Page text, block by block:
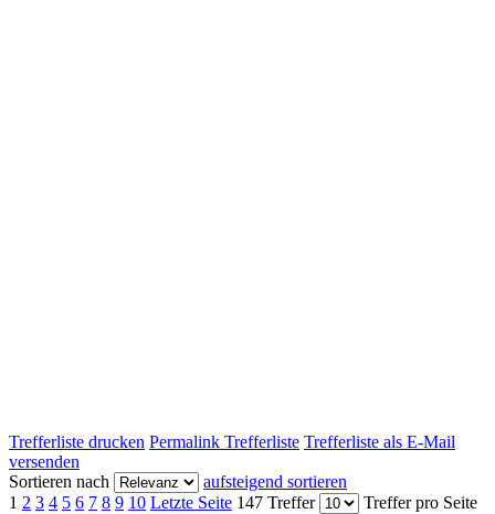
Trefferliste drucken Permalink Trefferliste Trefferliste als E-Mail
versenden
Sortieren nach
aufsteigend sortieren
1 2 3 4 5 6 7 8 9 10 Letzte Seite 147 Treffer Treffer pro Seite